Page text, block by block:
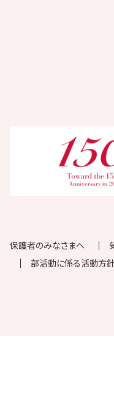
保護者のみなさまへ
部活動に係る活動方針